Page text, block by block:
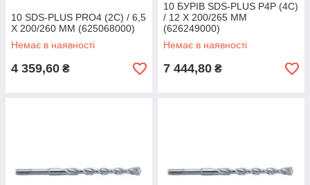
10 SDS-PLUS PRO4 (2C) / 6,5
X 200/260 ММ (625068000)
Немає в наявності
4 359,60 ₴
10 БУРІВ SDS-PLUS P4P (4C)
/ 12 X 200/265 ММ
(626249000)
Немає в наявності
7 444,80 ₴